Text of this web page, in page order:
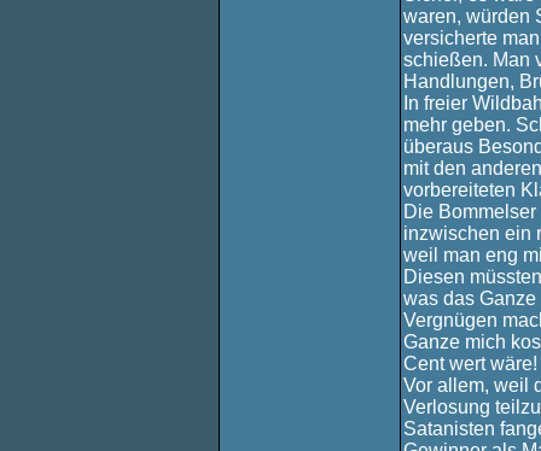
waren, würden
versicherte
schießen. Man
Handlungen,
In freier
mehr geben.
überaus
mit den
vorbereiteten
Die
inzwischen ein
weil man eng
Diesen
was das
Vergnügen
Ganze mich
Cent wert wäre!
Vor allem, weil
Verlosung
Satanisten